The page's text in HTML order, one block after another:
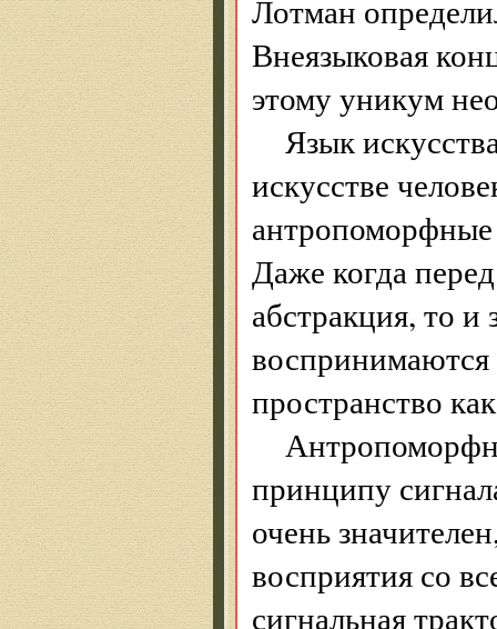
Лотман
Внеязыковая
этому уникум
Язык
искусстве
Даже когда
абстракция, то
пространство
принципу
очень
восприятия со
сигнальная